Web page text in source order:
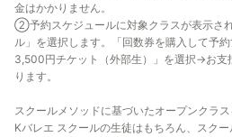
金はかかりません。
②予約スケジュールに対象クラスが表示さ
ル」を選択します。「回数券を購入して予
3,500円チケット（外部生）」を選択→お支
ります。
スクールメソッドに基づいたオープンクラス
Kバレエ スクールの生徒はもちろん、スク